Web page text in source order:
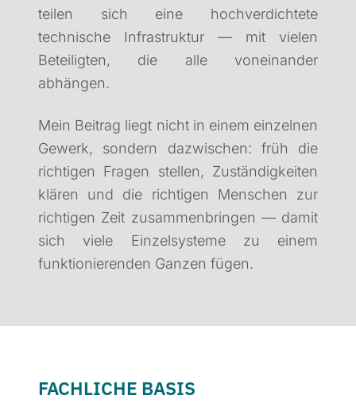
teilen sich eine hochverdichtete
technische Infrastruktur — mit vielen
Beteiligten, die alle voneinander
abhängen.
Mein Beitrag liegt nicht in einem einzelnen
Gewerk, sondern dazwischen: früh die
richtigen Fragen stellen, Zuständigkeiten
klären und die richtigen Menschen zur
richtigen Zeit zusammenbringen — damit
sich viele Einzelsysteme zu einem
funktionierenden Ganzen fügen.
FACHLICHE BASIS